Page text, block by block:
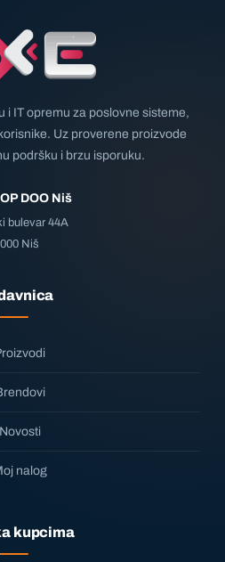
i IT opremu za poslovne sisteme,
Uz proverene proizvode
podršku i brzu isporuku.
DOO Niš
bulevar 44A
Niš
Novosti
nalog
kupcima